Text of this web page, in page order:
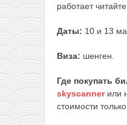
работает читайте
Даты: 10 и 13
Виза: шенген.
Где покупать
skyscannerили
стоимости